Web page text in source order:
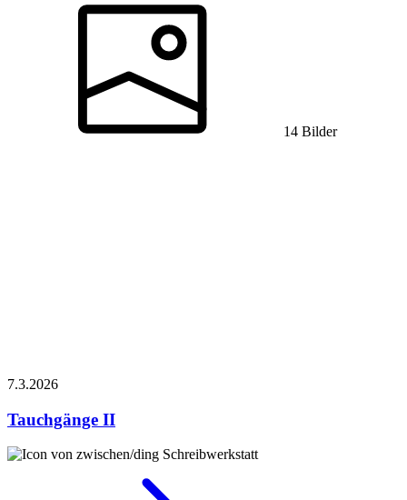
14 Bilder
7.3.2026
Tauchgänge II
Schreibwerkstatt